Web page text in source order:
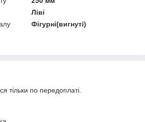
Ліві
Фігурні(вигнуті)
тільки по передоплаті.